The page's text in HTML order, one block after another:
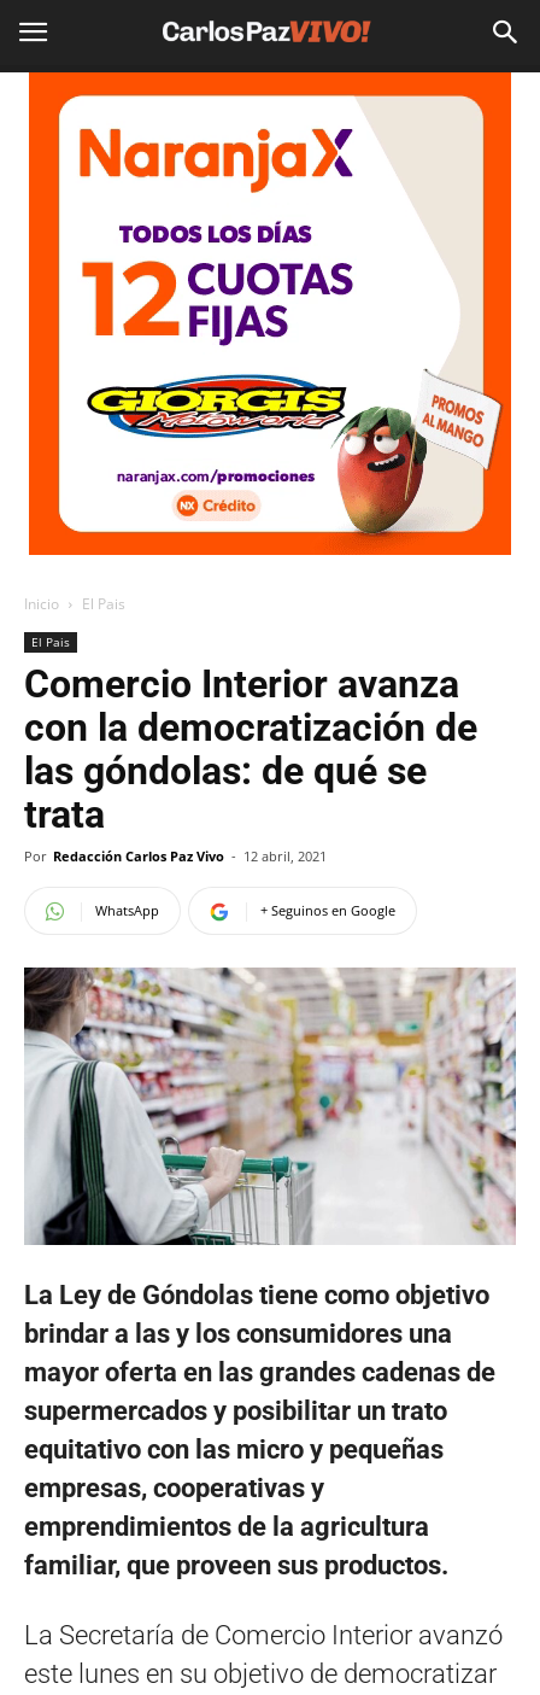
Inicio El Pais
El Pais
Comercio Interior avanza
con la democratización de
las góndolas: de qué se
trata
Por Redacción Carlos Paz Vivo - 12 abril, 2021
WhatsApp + Seguinos en Google
La Ley de Góndolas tiene como objetivo
brindar a las y los consumidores una
mayor oferta en las grandes cadenas de
supermercados y posibilitar un trato
equitativo con las micro y pequeñas
empresas, cooperativas y
emprendimientos de la agricultura
familiar, que proveen sus productos.
La Secretaría de Comercio Interior avanzó
este lunes en su objetivo de democratizar